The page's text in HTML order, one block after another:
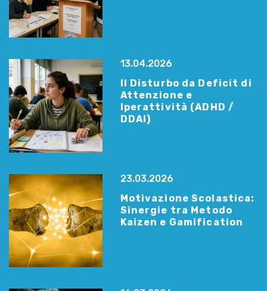
13.04.2026
Il Disturbo da Deficit di
Attenzione e
Iperattività (ADHD /
DDAI)
23.03.2026
Motivazione Scolastica:
Sinergie tra Metodo
Kaizen e Gamification